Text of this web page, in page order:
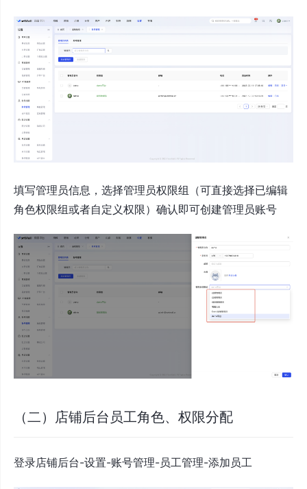
填写管理员信息，选择管理员权限组（可直接选择已编辑
角色权限组或者自定义权限）确认即可创建管理员账号
（二）店铺后台员工角色、权限分配
登录店铺后台-设置-账号管理-员工管理-添加员工